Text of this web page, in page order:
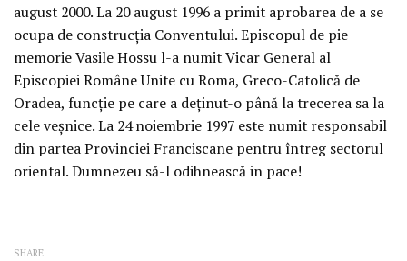
august 2000. La 20 august 1996 a primit aprobarea de a se
ocupa de construcţia Conventului. Episcopul de pie
memorie Vasile Hossu l-a numit Vicar General al
Episcopiei Române Unite cu Roma, Greco-Catolică de
Oradea, funcţie pe care a deţinut-o până la trecerea sa la
cele veşnice. La 24 noiembrie 1997 este numit responsabil
din partea Provinciei Franciscane pentru întreg sectorul
oriental. Dumnezeu să-l odihnească in pace!
SHARE